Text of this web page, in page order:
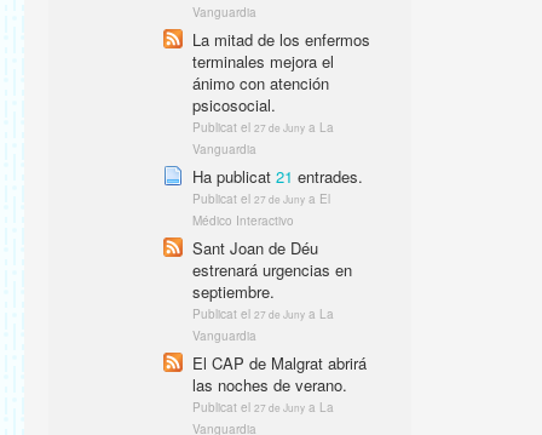
Vanguardia
La mitad de los enfermos
terminales mejora el
ánimo con atención
psicosocial.
Publicat el 27 de Juny a La
Vanguardia
Ha publicat 21 entrades.
Publicat el 27 de Juny a El
Médico Interactivo
Sant Joan de Déu
estrenará urgencias en
septiembre.
Publicat el 27 de Juny a La
Vanguardia
El CAP de Malgrat abrirá
las noches de verano.
Publicat el 27 de Juny a La
Vanguardia